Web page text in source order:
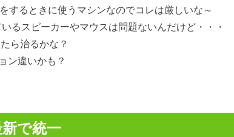
するときに使うマシンなのでコレは厳しいな～
るスピーカーやマウスは問題ないんだけど・・・
ら治るかな？
ン違いかも？
で統一